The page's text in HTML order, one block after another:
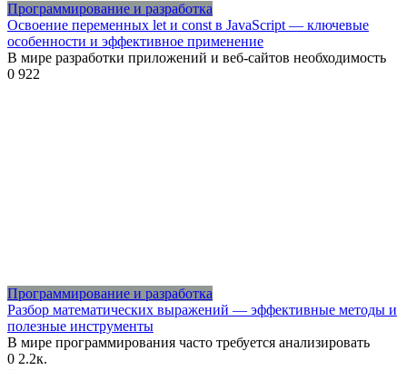
Программирование и разработка
Освоение переменных let и const в JavaScript — ключевые
особенности и эффективное применение
В мире разработки приложений и веб-сайтов необходимость
0 922
Программирование и разработка
Разбор математических выражений — эффективные методы и
полезные инструменты
В мире программирования часто требуется анализировать
0 2.2к.